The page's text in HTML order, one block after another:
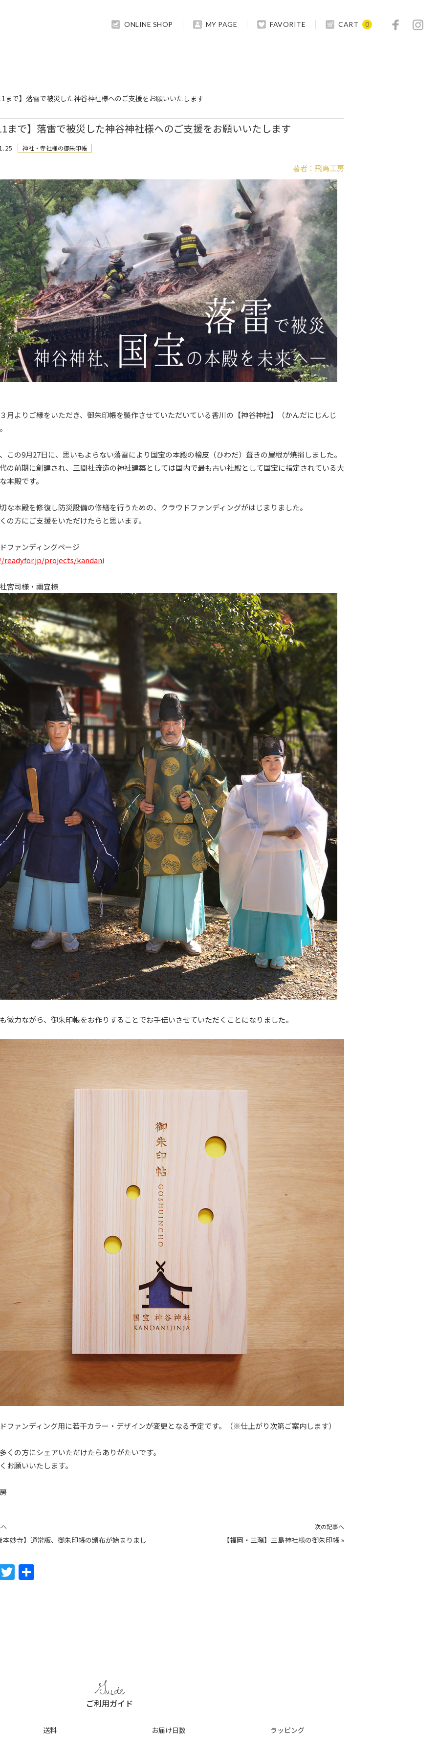
ONLINE SHOP MY PAGE FAVORITE CART 0
まで】落雷で被災した神谷神社様ヘのご支援をお願いいたします
まで】落雷で被災した神谷神社様ヘのご支援をお願いいたします
神社・寺社様の御朱印帳
著者：飛鳥工房
月よりご縁をいただき、御朱印帳を製作させていただいている香川の【神谷神社】（かんだにじんじ
この9月27日に、思いもよらない落雷により国宝の本殿の檜皮（ひわだ）葺きの屋根が焼損しました。
の前期に創建され、三間社流造の神社建築としては国内で最も古い社殿として国宝に指定されている大
本殿です。
な本殿を修復し防災設備の修繕を行うための、クラウドファンディングがはじまりました。
の方にご支援をいただけたらと思います。
ファンディングページ
readyfor.jp/projects/kandani
宮司様・禰宜様
微力ながら、御朱印帳をお作りすることでお手伝いさせていただくことになりました。
ファンディング用に若干カラー・デザインが変更となる予定です。（※仕上がり次第ご案内します）
くの方にシェアいただけたらありがたいです。
お願いいたします。
本妙寺】通常版、御朱印帳の頒布が始まりまし
次の記事へ
【福岡・三瀦】三島神社様の御朱印帳 »
T
Guide
ご利用ガイド
送料 お届け日数 ラッピング